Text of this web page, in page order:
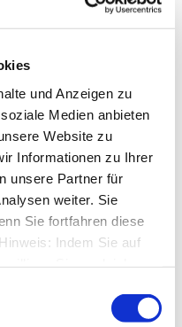
und Anzeigen zu
Medien anbieten
Website zu
Informationen zu Ihrer
unsere Partner für
weiter. Sie
Sie fortfahren diese
Indem Sie auf
der Seite (Twitter,
StarMoney Deluxe 15
Basic 15
15
15
StarMoney Basic 15
und MacOS
Business 12